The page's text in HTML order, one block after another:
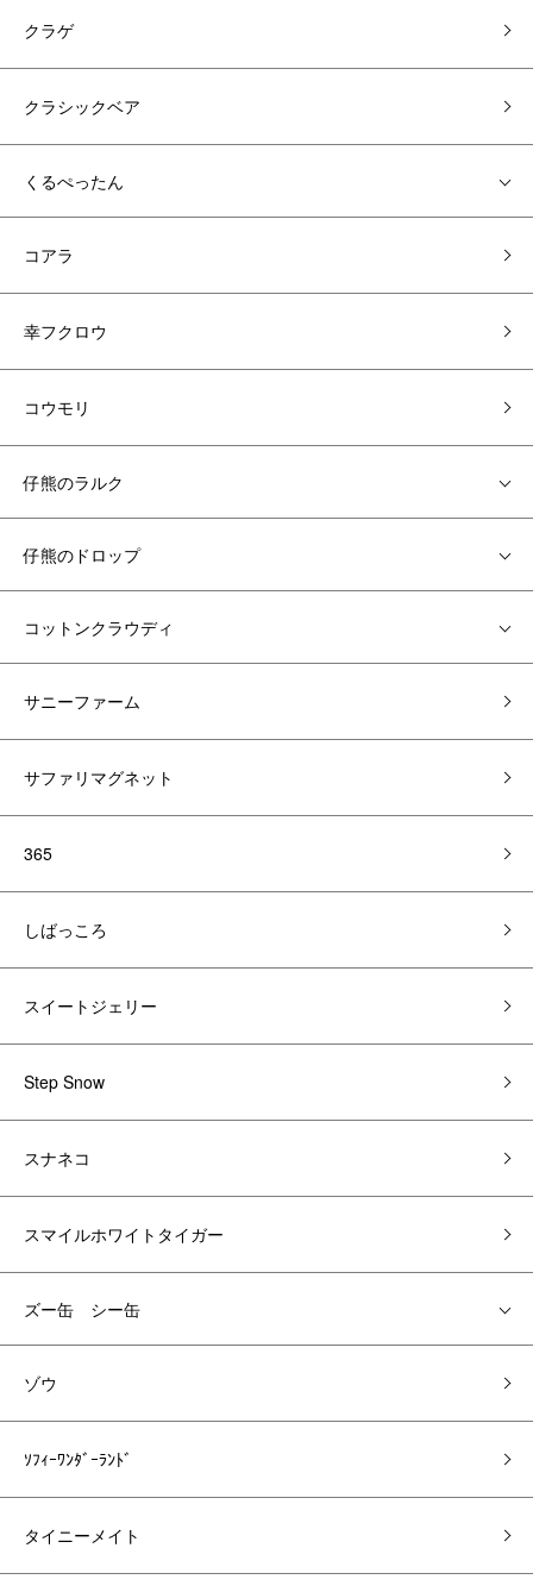
クラゲ
クラシックベア
くるぺったん
コアラ
幸フクロウ
コウモリ
仔熊のラルク
仔熊のドロップ
コットンクラウディ
サニーファーム
サファリマグネット
365
しばっころ
スイートジェリー
Step Snow
スナネコ
スマイルホワイトタイガー
ズー缶 シー缶
ゾウ
ｿﾌｨｰﾜﾝﾀﾞｰﾗﾝﾄﾞ
タイニーメイト